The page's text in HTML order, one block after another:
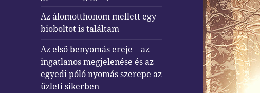
Az álomotthonom mellett egy
bioboltot is találtam
Az első benyomás ereje – az
ingatlanos megjelenése és az
egyedi póló nyomás szerepe az
üzleti sikerben